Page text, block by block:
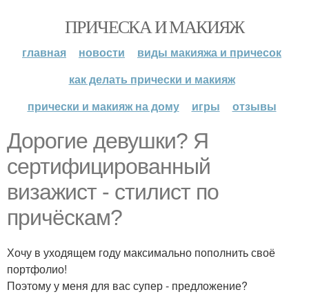
ПРИЧЕСКА И МАКИЯЖ
главная новости
виды макияжа и причесок
как делать прически и макияж
прически и макияж на дому
игры отзывы
Дорогие девушки? Я
сертифицированный
визажист - стилист по
причёскам?
Хочу в уходящем году максимально пополнить своё
портфолио!
Поэтому у меня для вас супер - предложение?